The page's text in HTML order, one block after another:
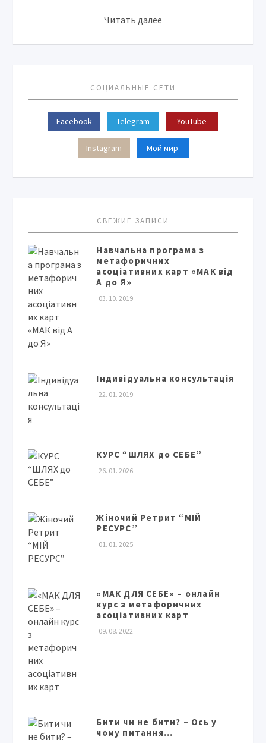
Читать далее
СОЦИАЛЬНЫЕ СЕТИ
Facebook Telegram YouTube
Instagram Мой мир
СВЕЖИЕ ЗАПИСИ
Навчальна програма з
метафоричних
асоціативних карт «МАК від
А до Я»
03. 10. 2019
Індивідуальна консультація
22. 01. 2019
КУРС “ШЛЯХ до СЕБЕ”
26. 01. 2026
Жіночий Ретрит “МІЙ
РЕСУРС”
01. 01. 2025
«МАК ДЛЯ СЕБЕ» – онлайн
курс з метафоричних
асоціативних карт
09. 08. 2022
Бити чи не бити? – Ось у
чому питання…